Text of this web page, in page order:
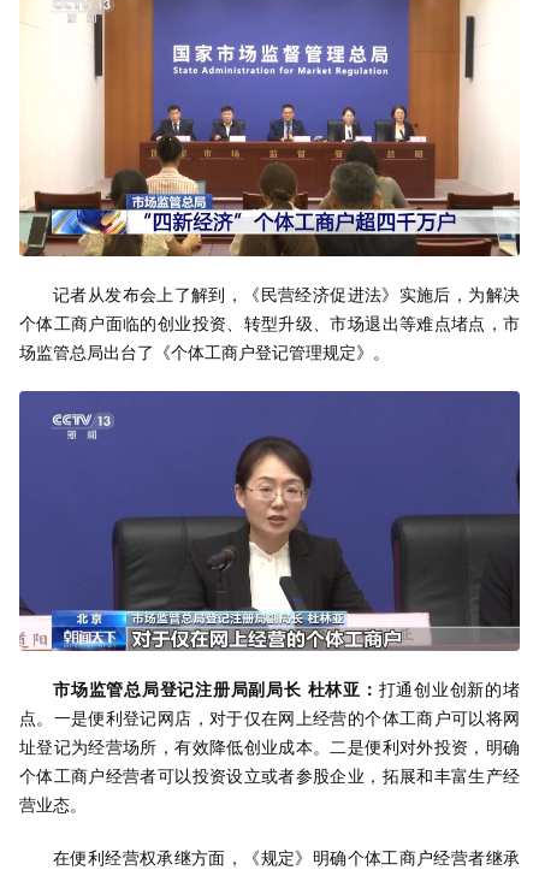
记者从发布会上了解到，《民营经济促进法》实施后，为解决
个体工商户面临的创业投资、转型升级、市场退出等难点堵点，市
场监管总局出台了《个体工商户登记管理规定》。
市场监管总局登记注册局副局长 杜林亚： 打通创业创新的堵
点。一是便利登记网店，对于仅在网上经营的个体工商户可以将网
址登记为经营场所，有效降低创业成本。二是便利对外投资，明确
个体工商户经营者可以投资设立或者参股企业，拓展和丰富生产经
营业态。
在便利经营权承继方面，《规定》明确个体工商户经营者继承